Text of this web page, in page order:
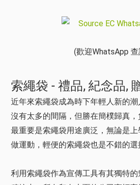
(歡迎WhatsApp 查
索繩袋 - 禮品, 紀念品,
近年來索繩袋成為時下年輕人新的
沒有太多的間隔，但勝在簡樸歸真，
最重要是索繩袋用途廣泛，無論是
做運動，輕便的索繩袋也是不錯的選
利用索繩袋作為宣傳工具有其獨特